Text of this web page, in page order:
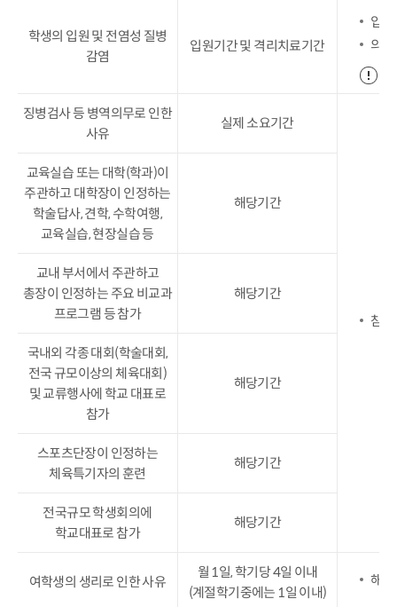
학생의 입원 및 전염성 질병
감염
입원기간 및 격리치료기간
입·
의
징병검사 등 병역의무로 인한
사유
실제 소요기간
참
교육실습 또는 대학(학과)이
주관하고 대학장이 인정하는
학술답사, 견학, 수학여행,
교육실습, 현장실습 등
해당기간
교내 부서에서 주관하고
총장이 인정하는 주요 비교과
프로그램 등 참가
해당기간
국내외 각종 대회(학술대회,
전국 규모이상의 체육대회)
및 교류행사에 학교 대표로
참가
해당기간
스포츠단장이 인정하는
체육특기자의 훈련
해당기간
전국규모 학생회의에
학교대표로 참가
해당기간
여학생의 생리로 인한 사유
월 1일, 학기당 4일 이내
(계절학기중에는 1일 이내)
해당